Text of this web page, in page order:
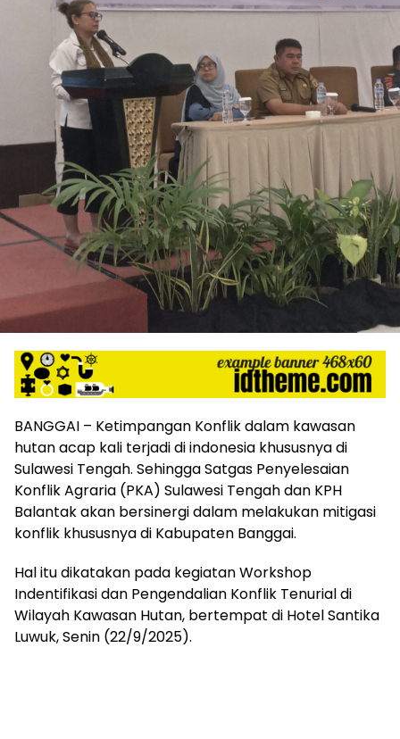
BANGGAI – Ketimpangan Konflik dalam kawasan
hutan acap kali terjadi di indonesia khususnya di
Sulawesi Tengah. Sehingga Satgas Penyelesaian
Konflik Agraria (PKA) Sulawesi Tengah dan KPH
Balantak akan bersinergi dalam melakukan mitigasi
konflik khususnya di Kabupaten Banggai.
Hal itu dikatakan pada kegiatan Workshop
Indentifikasi dan Pengendalian Konflik Tenurial di
Wilayah Kawasan Hutan, bertempat di Hotel Santika
Luwuk, Senin (22/9/2025).